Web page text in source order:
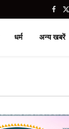
X
धर्म अन्य खबरें